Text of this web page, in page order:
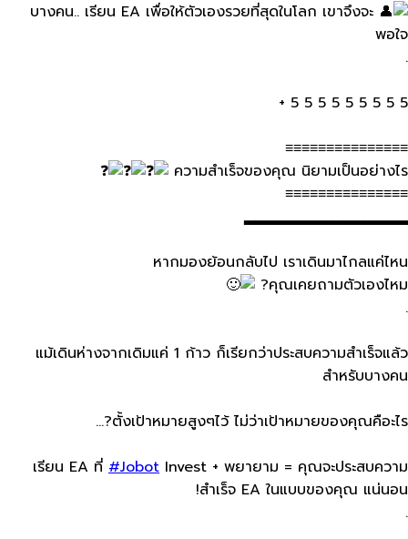
บางคน.. เรียน​ EA​ เพื่อให้ตัวเองรวยที่สุดในโลก เขาจึงจะ
พอใจ
.
5 5 5 5 5 5 5 5 5 +
≡≡≡≡≡≡≡≡≡≡≡≡≡≡≡
ความสำเร็จของคุณ​ นิยามเป็นอย่างไร​
≡≡≡≡≡≡≡≡≡≡≡≡≡≡≡
▂▂▂▂▂▂▂▂▂▂▂▂▂▂▂
หากมองย้อนกลับไป เราเดินมาไกลแค่ไหน​
คุณเคยถามตัวเองไหม​?
.
แม้เดินห่างจากเดิมแค่​ 1 ก้าว​ ก็เรียกว่าประสบความสำเร็จแล้ว
สำหรับบางคน
ตั้งเป้าหมายสูงๆไว้​ ไม่ว่าเป้าหมายของคุณคือะไร​?…
เรียน​ EA​ ที่​ #Jobot Invest + พยายาม​ = คุณจะประสบความ
สำเร็จ EA​ ในแบบของคุณ​ แน่นอน​!
.